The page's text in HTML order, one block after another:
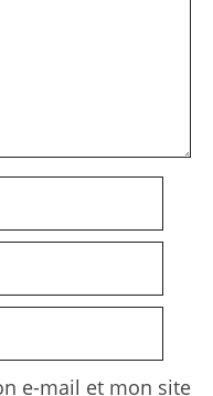
e-mail et mon site